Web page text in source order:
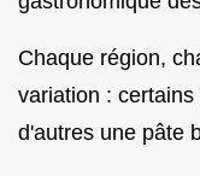
Chaque région,
variation :
d'autres une pâte